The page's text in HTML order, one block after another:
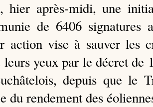
hier après-midi, une
de 6406 signatures
action vise à sauver les
leurs yeux par le décret
depuis que le
du rendement des